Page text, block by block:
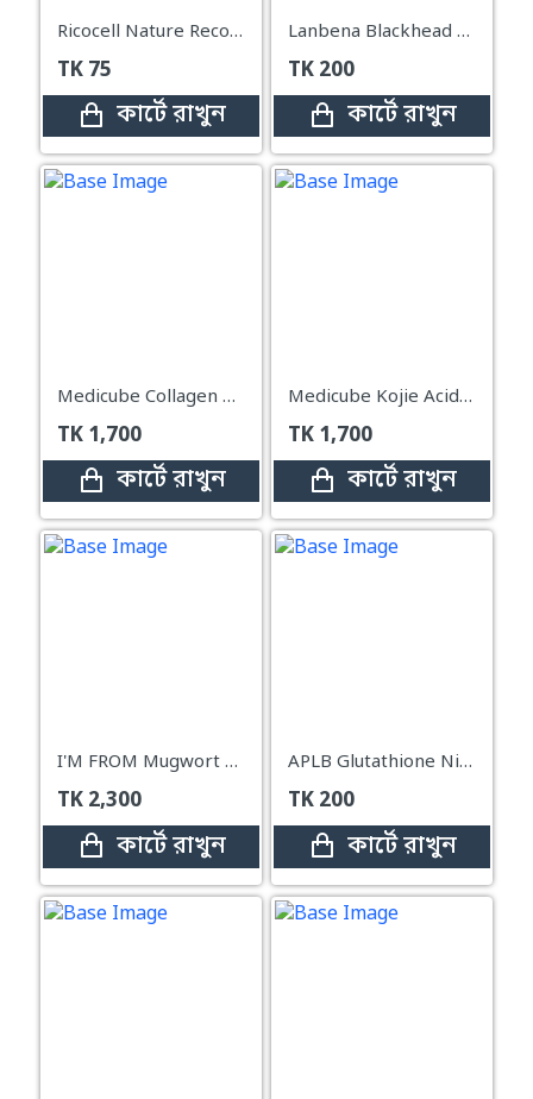
Ricocell Nature Recovery Mask Pack Snail – 23g
TK 75
কার্টে রাখুন
Lanbena Blackhead Remover Peel Off Mask – 50g
TK 200
কার্টে রাখুন
Medicube Collagen Night Wrapping Mask 75ml
TK 1,700
কার্টে রাখুন
Medicube Kojie Acid Turmeric Night Wrapping Mask 75ml
TK 1,700
কার্টে রাখুন
I'M FROM Mugwort Mask (110g)
TK 2,300
কার্টে রাখুন
APLB Glutathione Niacinamide Sheet Mask – 25ml
TK 200
কার্টে রাখুন